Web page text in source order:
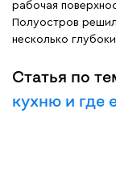
рабочая
Полуостров
несколько
Статья по
кухню и где